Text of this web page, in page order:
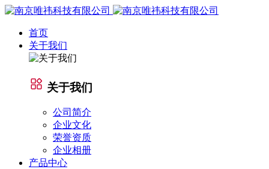
首页
关于我们
关于我们
公司简介
企业文化
荣誉资质
企业相册
产品中心